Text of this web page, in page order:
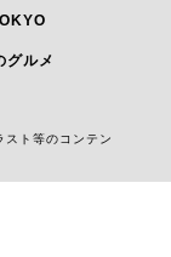
グルメ
スト等のコンテン